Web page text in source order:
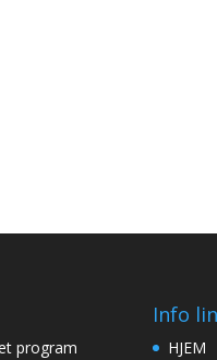
program
Info
HJEM